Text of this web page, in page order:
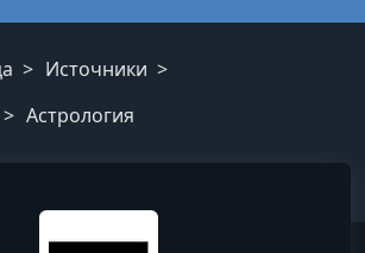
Источники
Астрология